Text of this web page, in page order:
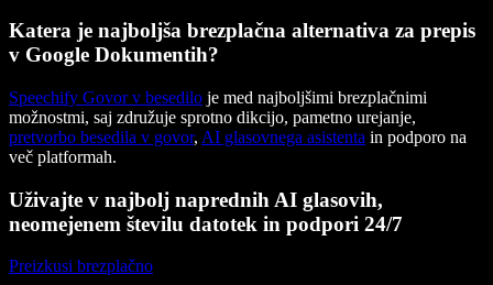
Katera je najboljša brezplačna alternativa za prepis
v Google Dokumentih?
Speechify Govor v besedilo je med najboljšimi brezplačnimi
možnostmi, saj združuje sprotno dikcijo, pametno urejanje,
pretvorbo besedila v govor, AI glasovnega asistenta in podporo na
več platformah.
Uživajte v najbolj naprednih AI glasovih,
neomejenem številu datotek in podpori 24/7
Preizkusi brezplačno